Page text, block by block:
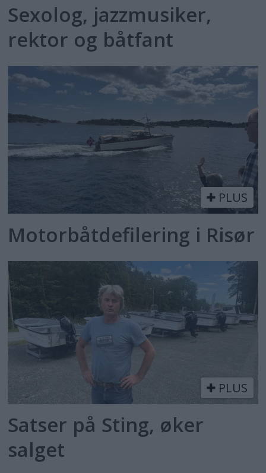
Sexolog, jazzmusiker,
rektor og båtfant
PLUS
Motorbåtdefilering i Risør
PLUS
Satser på Sting, øker
salget